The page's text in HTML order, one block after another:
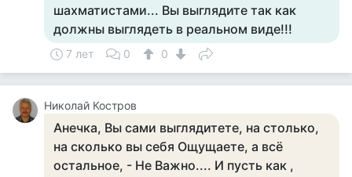
шахматистами... Вы выглядите так как
должны выглядеть в реальном виде!!!
7 лет 0 0
Николай Костров
Анечка, Вы сами выглядитете, на столько,
на сколько вы себя Ощущаете, а всё
остальное, - Не Важно.... И пусть как ,